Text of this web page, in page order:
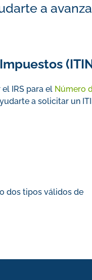
a
IRS para el Número
a solicitar un
dos tipos válidos de